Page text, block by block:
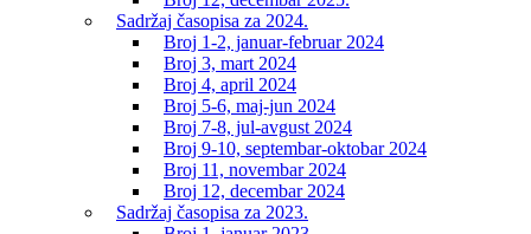
Sadržaj časopisa za 2024.
Broj 1-2, januar-februar 2024
Broj 3, mart 2024
Broj 4, april 2024
Broj 5-6, maj-jun 2024
Broj 7-8, jul-avgust 2024
Broj 9-10, septembar-oktobar 2024
Broj 11, novembar 2024
Broj 12, decembar 2024
Sadržaj časopisa za 2023.